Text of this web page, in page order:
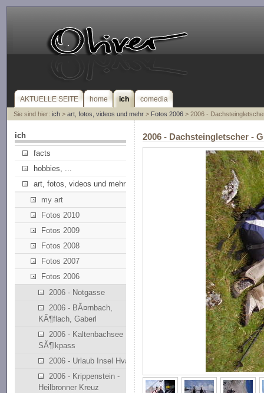
AKTUELLE SEITE home ich comedia
Sie sind hier: ich> art, fotos, videos und mehr> Fotos 2006> 2006 -
ich
facts
hobbies, ...
art, fotos, videos und mehr
my art
Fotos 2010
Fotos 2009
Fotos 2008
Fotos 2007
Fotos 2006
2006 - Notgasse
2006 - BÃ¤rnbach,
KÃ¶flach, Gaberl
2006 - Kaltenbachsee
SÃ¶lkpass
2006 - Urlaub Insel Hvar
2006 - Krippenstein -
Heilbronner Kreuz
2006 - Dachsteingletscher -